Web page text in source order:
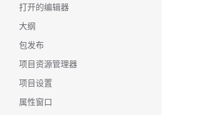
打开的编辑器
大纲
包发布
项目资源管理器
项目设置
属性窗口